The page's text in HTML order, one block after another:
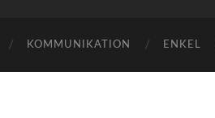
KOMMUNIKATION ENKEL